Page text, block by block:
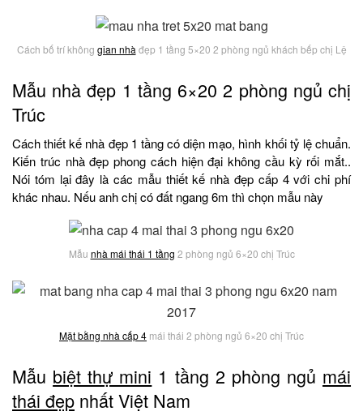
Cách bố trí không gian nhà đẹp 1 tầng 5×20 2 phòng ngủ khách bếp chị Lệ
Mẫu nhà đẹp 1 tầng 6×20 2 phòng ngủ chị
Trúc
Cách thiết kế nhà đẹp 1 tầng có diện mạo, hình khối tỷ lệ chuẩn.
Kiến trúc nhà đẹp phong cách hiện đại không cầu kỳ rối mắt..
Nói tóm lại đây là các mẫu thiết kế nhà đẹp cấp 4 với chi phí
khác nhau. Nếu anh chị có đất ngang 6m thì chọn mẫu này
Mẫu nhà mái thái 1 tầng 2 phòng ngủ 6×20 chị Trúc
Mặt bằng nhà cấp 4 mái thái 2 phòng ngủ 6×20 chị Trúc
Mẫu biệt thự mini 1 tầng 2 phòng ngủ mái
thái đẹp nhất Việt Nam